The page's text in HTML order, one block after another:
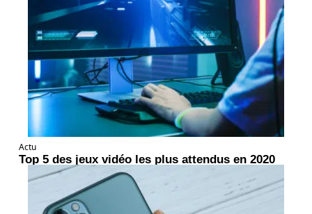
Actu
Top 5 des jeux vidéo les plus attendus en 2020